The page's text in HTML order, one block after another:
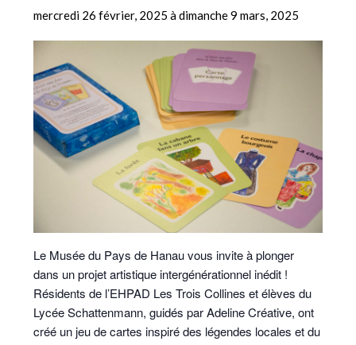
mercredi 26 février, 2025 àdimanche 9 mars, 2025
Le Musée du Pays de Hanau vous invite à plonger
dans un projet artistique intergénérationnel inédit !
Résidents de l’EHPAD Les Trois Collines et élèves du
Lycée Schattenmann, guidés par Adeline Créative, ont
créé un jeu de cartes inspiré des légendes locales et du